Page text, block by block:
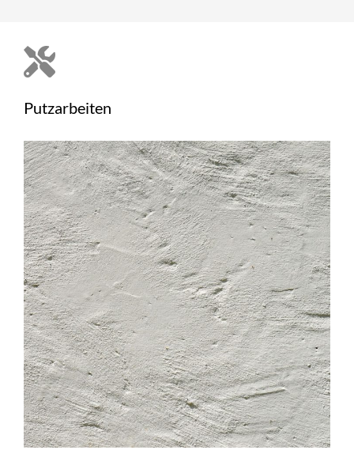
Putzarbeiten